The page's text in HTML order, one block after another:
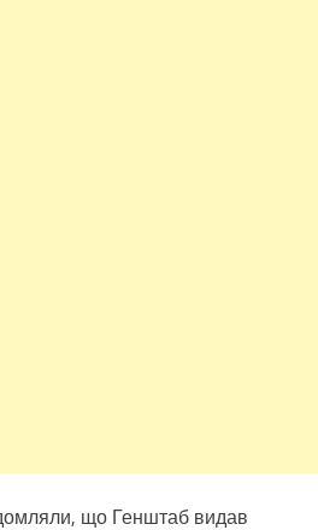
що Генштаб видав